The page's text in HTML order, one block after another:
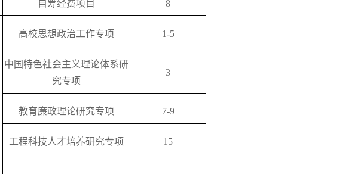
自筹经费项目 8
高校思想政治工作专项 1-5
中国特色社会主义理论体系研
究专项
3
教育廉政理论研究专项 7-9
工程科技人才培养研究专项 15